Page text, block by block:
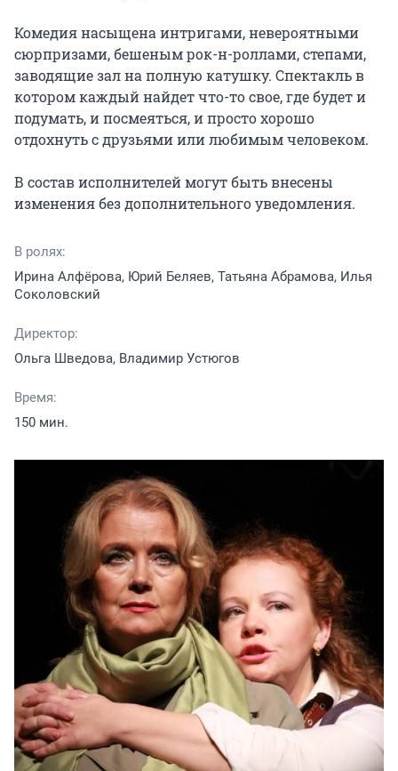
Комедия насыщена интригами, невероятными
сюрпризами, бешеным рок-н-роллами, степами,
заводящие зал на полную катушку. Спектакль в
котором каждый найдет что-то свое, где будет и
подумать, и посмеяться, и просто хорошо
отдохнуть с друзьями или любимым человеком.
В состав исполнителей могут быть внесены
изменения без дополнительного уведомления.
В ролях:
Ирина Алфёрова, Юрий Беляев, Татьяна Абрамова, Илья
Соколовский
Директор:
Ольга Шведова, Владимир Устюгов
Время:
150 мин.